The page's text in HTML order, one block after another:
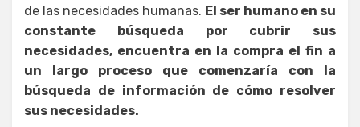
de las necesidades humanas. El ser humano en su
constante búsqueda por cubrir sus
necesidades, encuentra en la compra el fin a
un largo proceso que comenzaría con la
búsqueda de información de cómo resolver
sus necesidades.